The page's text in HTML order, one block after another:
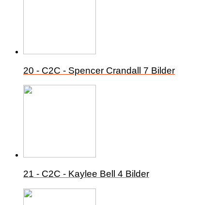
20 - C2C - Spencer Crandall 7 Bilder
21 - C2C - Kaylee Bell 4 Bilder